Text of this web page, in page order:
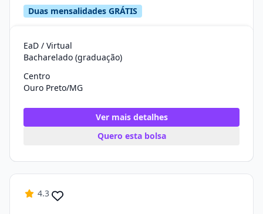
Duas mensalidades GRÁTIS
EaD / Virtual
Bacharelado (graduação)
Centro
Ouro Preto/MG
Ver mais detalhes
Quero esta bolsa
4.3